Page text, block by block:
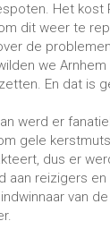
Het kost
dit weer te
de
we
En dat is
werd er
gele
dus er
aan reizigers en
van